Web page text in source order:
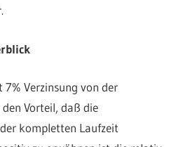
Verzinsung von der
Vorteil, daß die
kompletten Laufzeit